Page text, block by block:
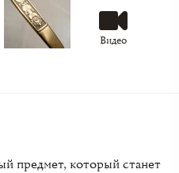
Видео
предмет, который станет